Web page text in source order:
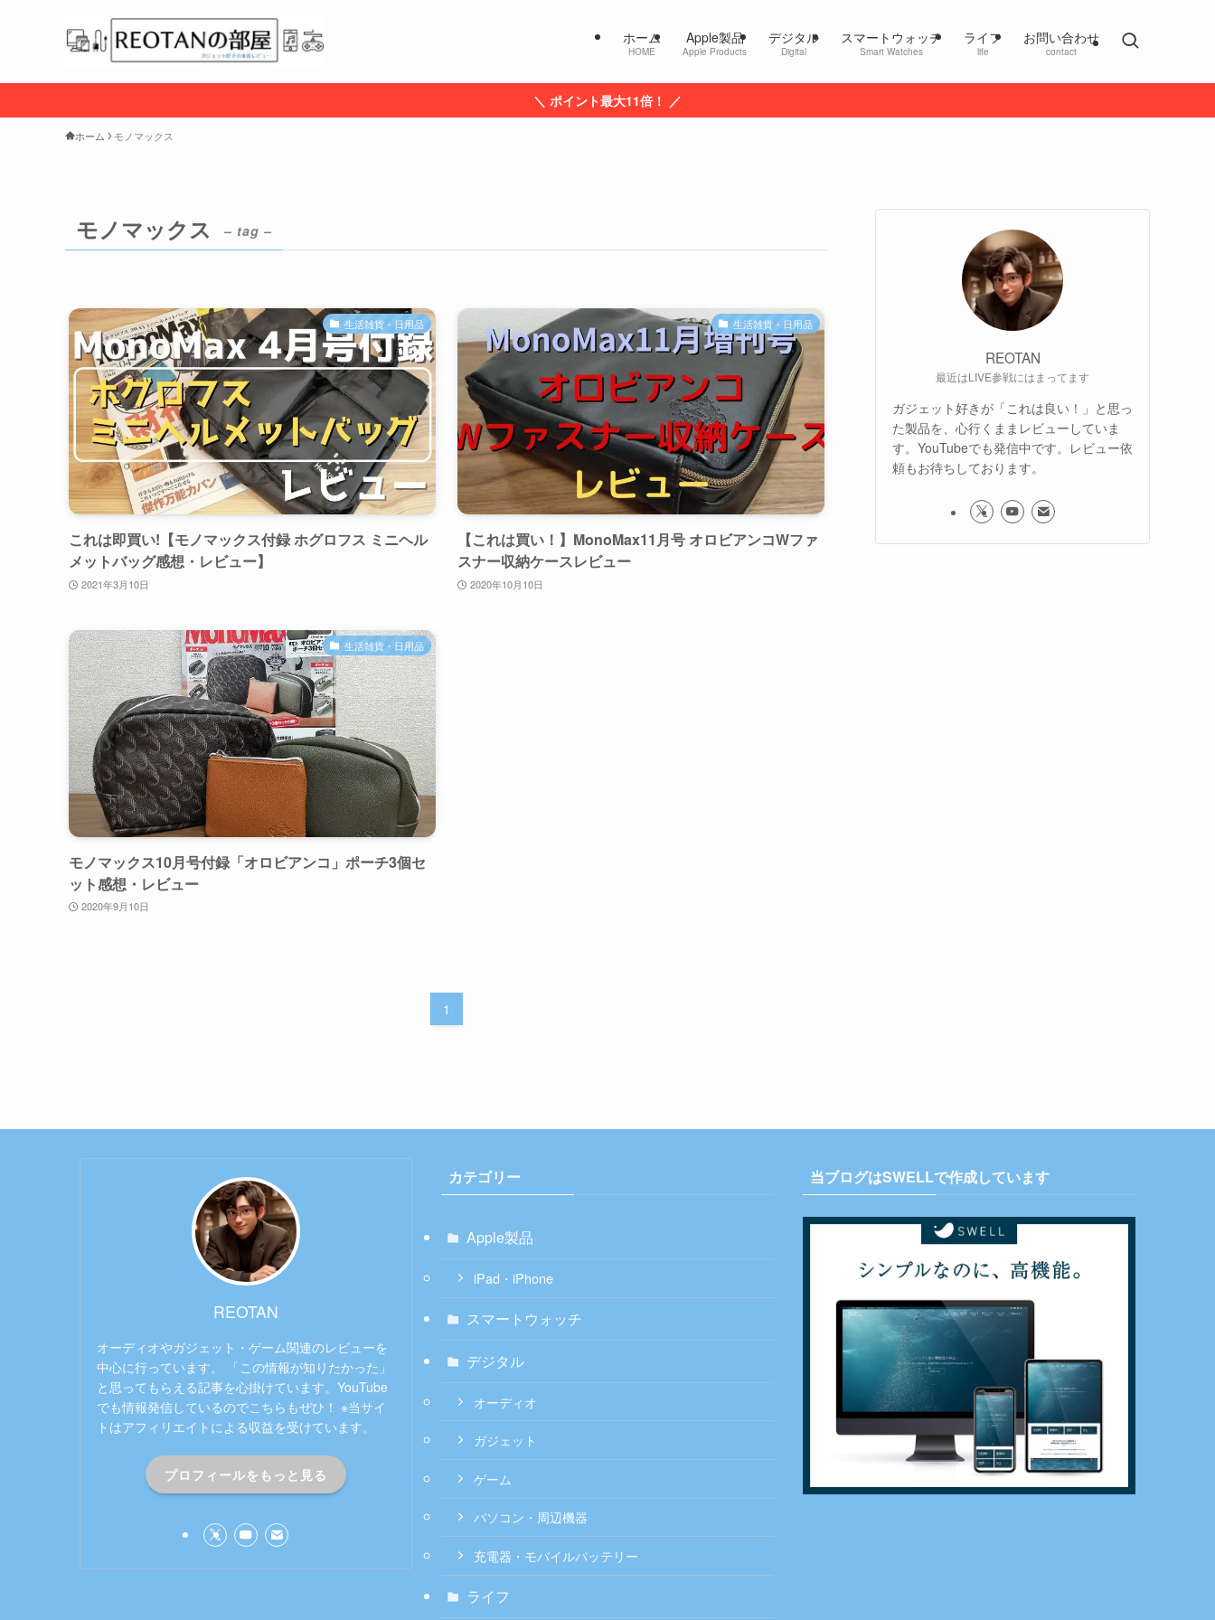
ホーム
HOME
Apple製品
Apple Products
デジタル
Digital
スマートウォッチ
Smart Watches
ライフ
life
お問い合わせ
contact
＼ ポイント最大11倍！ ／
ホーム モノマックス
モノマックス – tag –
生活雑貨・日用品
これは即買い!【モノマックス付録 ホグロフス ミニヘル
メットバッグ感想・レビュー】
2021年3月10日
生活雑貨・日用品
【これは買い！】MonoMax11月号 オロビアンコWファ
スナー収納ケースレビュー
2020年10月10日
生活雑貨・日用品
モノマックス10月号付録「オロビアンコ」ポーチ3個セ
ット感想・レビュー
2020年9月10日
1
REOTAN
最近はLIVE参戦にはまってます
ガジェット好きが「これは良い！」と思っ
た製品を、心行くままレビューしていま
す。YouTubeでも発信中です。レビュー依
頼もお待ちしております。
REOTAN
オーディオやガジェット・ゲーム関連のレビューを
中心に行っています。 「この情報が知りたかった」
と思ってもらえる記事を心掛けています。YouTube
でも情報発信しているのでこちらもぜひ！ ※当サイ
トはアフィリエイトによる収益を受けています。
プロフィールをもっと見る
カテゴリー
Apple製品
iPad・iPhone
スマートウォッチ
デジタル
オーディオ
ガジェット
ゲーム
パソコン・周辺機器
充電器・モバイルバッテリー
ライフ
当ブログはSWELLで作成しています